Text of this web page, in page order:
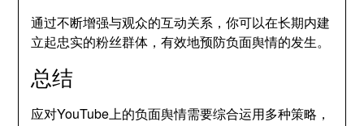
通过不断增强与观众的互动关系，你可以在长期内建
立起忠实的粉丝群体，有效地预防负面舆情的发生。
总结
应对YouTube上的负面舆情需要综合运用多种策略，